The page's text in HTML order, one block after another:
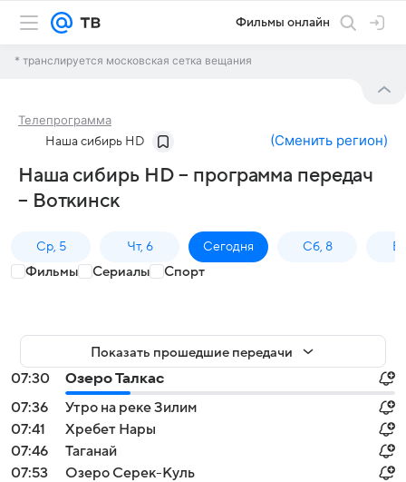
Фильмы онлайн
* транслируется московская сетка вещания
Телепрограмма
Наша сибирь HD (Сменить регион)
Наша сибирь HD – программа передач
– Воткинск
Ср, 5 Чт, 6 Сегодня Сб, 8
Фильмы Сериалы Спорт
Показать прошедшие передачи
07:30
Озеро Талкас
07:36
Утро на реке Зилим
07:41
Хребет Нары
07:46
Таганай
07:53
Озеро Серек-Куль